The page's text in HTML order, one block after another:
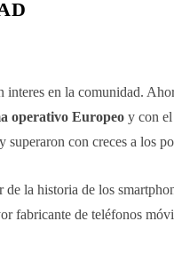
interes en la comunidad.
operativo Europeo y con
con creces a los
la historia de los
fabricante de teléfonos